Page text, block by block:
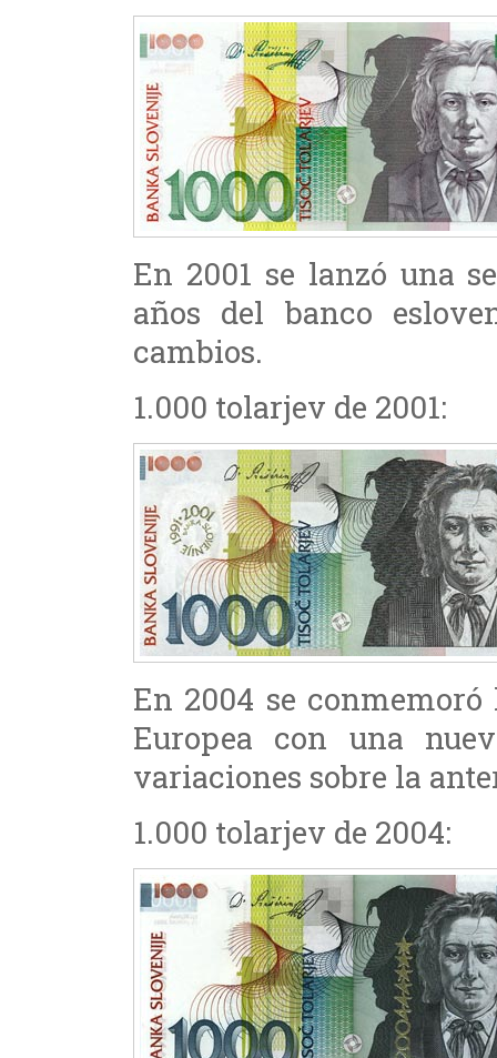
En 2001 se lanzó una
años del banco
cambios.
1.000 tolarjev de 2001:
En 2004 se
Europea con una
variaciones sobre la
1.000 tolarjev de 2004: